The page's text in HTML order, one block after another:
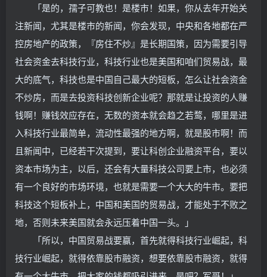
「是的，孺子可教也！是楼市！如果，你从去年开始关
注新闻，尤其是楼市的新闻，你会发现，中央和各地都在严
控房地产的政策，『房住不炒』是长期国策，因为需要引导
社会资金去科技行业，科技行业也是美国和咱们贸易战，最
大的底气，科技也是中国自己最大的短板，怎么让社会资金
不炒房，而是去投资科技创新企业呢？那就是让投资的人赚
钱啊！赚钱效应存在，无数的资本就会趋之若鹜，哪里是进
入科技行业最简单，流动性最强的地方啊，就是股市啊！而
且新闻中，已经若干次提到，要让科创企业融资平台，要以
资本市场为主，以后，还会有大量科技公司要上市，也必须
有一个良好的市场环境，也就是需要一个大大的牛市。要把
科技这个短板补上，中国和美国的贸易战，才能处于不败之
地，否则未来美国就会永远压着中国一头。」
「所以，中国贸易战要赢，首先就得科技行业崛起，科
技行业崛起，就得依靠股市融资，想要依靠股市融资，就得